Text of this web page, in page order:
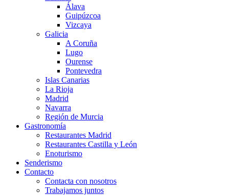
Álava
Guipúzcoa
Vizcaya
Galicia
A Coruña
Lugo
Ourense
Pontevedra
Islas Canarias
La Rioja
Madrid
Navarra
Región de Murcia
Gastronomía
Restaurantes Madrid
Restaurantes Castilla y León
Enoturismo
Senderismo
Contacto
Contacta con nosotros
Trabajamos juntos